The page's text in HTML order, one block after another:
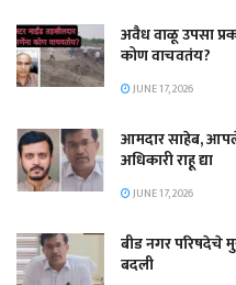
अवैध वाळू उपसा
कोण वाचवतंय?
JUNE 17, 2026
आमदार साहेब,
अधिकारी राहू द्या
JUNE 17, 2026
बीड नगर परिषदेचे
बदली